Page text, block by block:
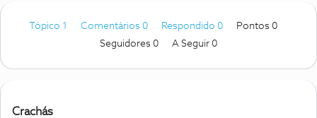
Tópico 1 Comentários 0 Respondido 0
Pontos 0
Seguidores 0 A Seguir 0
Crachás